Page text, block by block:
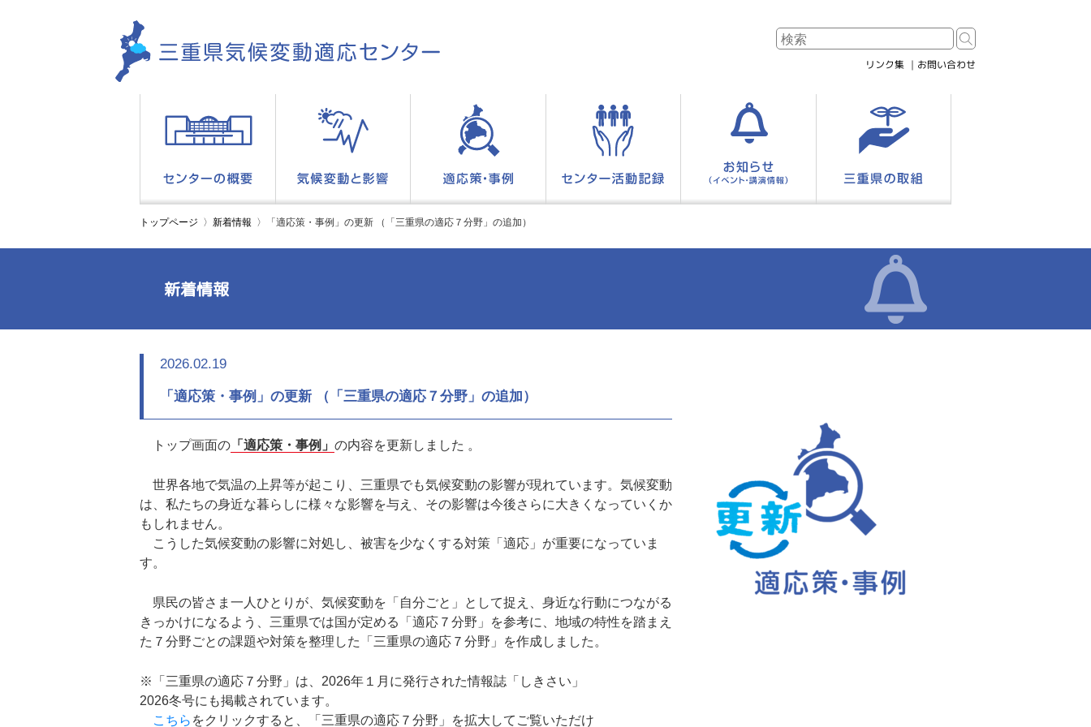
リンク集 お問い合わせ
トップページ 新着情報 「適応策・事例」の更新 （「三重県の適応７分野」の追加）
新着情報
2026.02.19
「適応策・事例」の更新 （「三重県の適応７分野」の追加）
トップ画面の 「適応策・事例」 の内容を更新しました 。
世界各地で気温の上昇等が起こり、三重県でも気候変動の影響が現れています。気候変動
は、私たちの身近な暮らしに様々な影響を与え、その影響は今後さらに大きくなっていくか
もしれません。
こうした気候変動の影響に対処し、被害を少なくする対策「適応」が重要になっていま
す。
県民の皆さま一人ひとりが、気候変動を「自分ごと」として捉え、身近な行動につながる
きっかけになるよう、三重県では国が定める「適応７分野」を参考に、地域の特性を踏まえ
た７分野ごとの課題や対策を整理した「三重県の適応７分野」を作成しました。
※「三重県の適応７分野」は、2026年１月に発行された情報誌「しきさい」
2026冬号にも掲載されています。
こちら をクリックすると、「三重県の適応７分野」を拡大してご覧いただけ